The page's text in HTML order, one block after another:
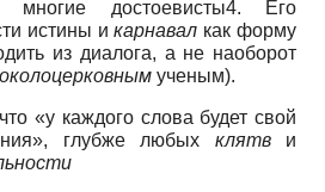
многие достоевисты4. Его
истины икарнавал как форму
из диалога, а не наоборот
околоцерковным ученым).
«у каждого слова будет свой
глубже любых клятви